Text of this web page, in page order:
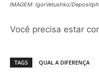
IMAGEM: IgorVetushko/
Você precisa estar
TAGS QUAL A DIFERENÇA